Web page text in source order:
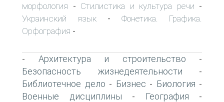
морфология - Стилистика и культура речи -
Украинский язык - Фонетика. Графика.
Орфография -
- Архитектура и строительство -
Безопасность жизнедеятельности -
Библиотечное дело - Бизнес - Биология -
Военные дисциплины - География -